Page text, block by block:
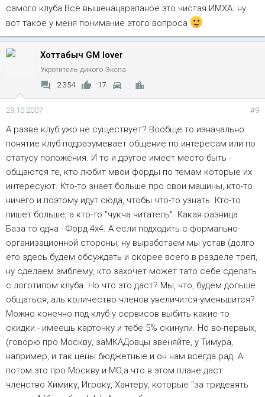
самого клуба.Все вышенацарапаное это чистая ИМХА..ну
вот такое у меня понимание этого вопроса
Хоттабыч GM lover
Укротитель дикого Экспа
2 354 17
29.10.2007 #9
А разве клуб ужо не существует? Вообще то изначально
понятие клуб подразумевает общение по интересам или по
статусу положения. И то и другое имеет место быть -
общаются те, кто любит мвои форды по темам которые их
интересуют. Кто-то знает больше про свои машины, кто-то
ничего и поэтому идут сюда, чтобы что-то узнать. Кто-то
пишет больше, а кто-то "чукча читатель". Какая разница.
База то одна - Форд 4х4. А если подходить с формально-
организационной стороны, ну выработаем мы устав (долго
его здесь будем обсуждать и скорее всего в разделе треп,
ну сделаем эмблему, кто захочет может тато себе сделать
с логотипом клуба. Но что это даст? Мы, что, будем дольше
общаться, аль количество членов увеличится-уменьшится?
Можно конечно под клуб у сервисов выбить какие-то
скидки - имеешь карточку и тебе 5% скинули. Но во-первых,
(говорю про Москву, заМКАДовцы звеняйте, у Тимура,
например, и так цены бюджетные и он нам всегда рад. А
потом это про Москву и МО,а что в этом плане даст
членство Химику, Игроку, Хантеру, которые "за тридевять